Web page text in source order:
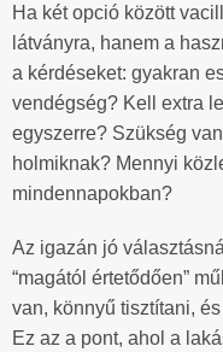
Ha két opció között
látványra, hanem a
a kérdéseket: gyakran
vendégség? Kell extra
egyszerre? Szükség
holmiknak? Mennyi
mindennapokban?
Az igazán jó
“magától értetődően”
van, könnyű tisztítani,
Ez az a pont, ahol a